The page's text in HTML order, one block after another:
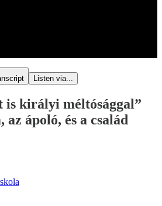
Listen via...
is királyi méltósággal”
az ápoló, és a család